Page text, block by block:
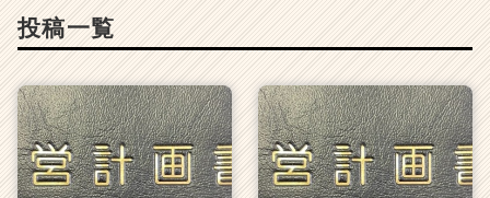
ト
届
く
就
活
サ
投稿一覧